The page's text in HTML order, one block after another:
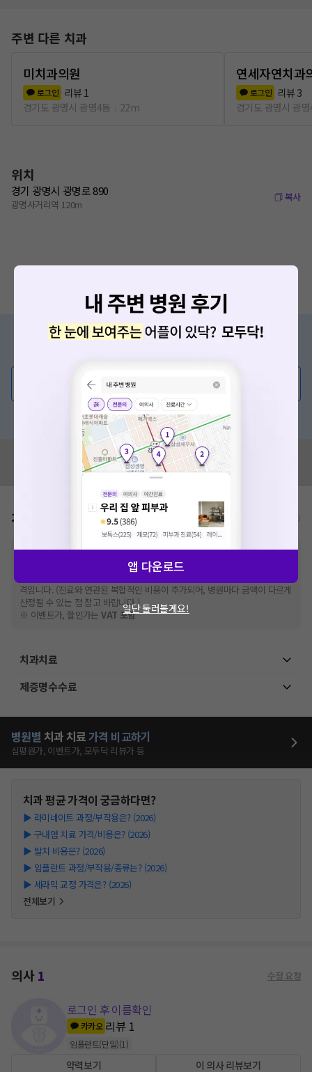
주변 다른 치과
미치과의원
로그인 리뷰 1
경기도 광명시 광명4동
22m
연세자연치과
로그인 리뷰 3
경기도 광명시 광
위치
경기 광명시 광명로 890
광명사거리역 120m
복사
증상/치료, 궁금한 점이 있나요?
💬 무엇이든 물어보세요
혹은, 의료상담 서비스에 다양한 게시글 보러가기
혹시 잘못된 병원정보가 있나요?
모두닥 팀에 알려주세요!
가격표 비급여/급여 진료란?
※비급여 항목의 경우,추가비용 등으로 실제 가격과 상이할 수 있으니, 정확
한 가격은 해당 의료기관에 직접 문의해주세요.
건강보험심사평가원
격입니다. (진료와 연관된 복합적인 비용이 추가되어, 병원마다 금액이 다르게
산정될 수 있는 점 참고 바랍니다.)
※ 이벤트가, 할인가는VAT 포함
치과치료
제증명수수료
병원별 치과 치료가격 비교하기
심평원가, 이벤트가, 모두닥 리뷰가 등
치과평균 가격이 궁금하다면?
▶ 라미네이트 과정/부작용은? (2026)
▶ 구내염 치료 가격/비용은? (2026)
▶ 발치 비용은? (2026)
▶ 임플란트 과정/부작용/종류는? (2026)
▶ 세라믹 교정 가격은? (2026)
전체보기
의사1 수정 요청
로그인 후 이름확인
카카오 리뷰 1
임플란트(단일)(1 )
약력보기 이 의사 리뷰보기
앱 다운로드
일단 둘러볼게요!